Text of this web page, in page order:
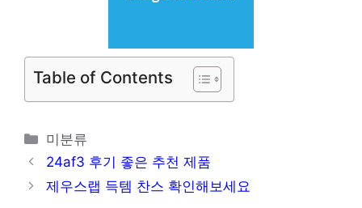
Table of Contents
카
테
고
리
미분류
24af3 후기 좋은 추천 제품
제우스랩 득템 찬스 확인해보세요